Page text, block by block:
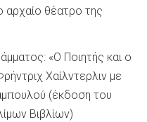
θέατρο της
«Ο Ποιητής και ο
Χαίλντερλιν με
(έκδοση του
Βιβλίων)